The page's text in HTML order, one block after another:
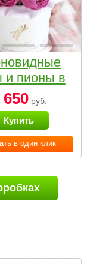
в один клик
и пионы в
коробке
Small
650руб.
Купить